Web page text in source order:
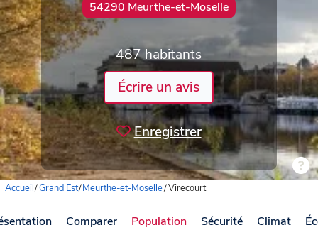
54290 Meurthe-et-Moselle
487 habitants
Écrire un avis
Enregistrer
Accueil/Grand Est/Meurthe-et-Moselle/Virecourt
Comparer Population Sécurité Climat